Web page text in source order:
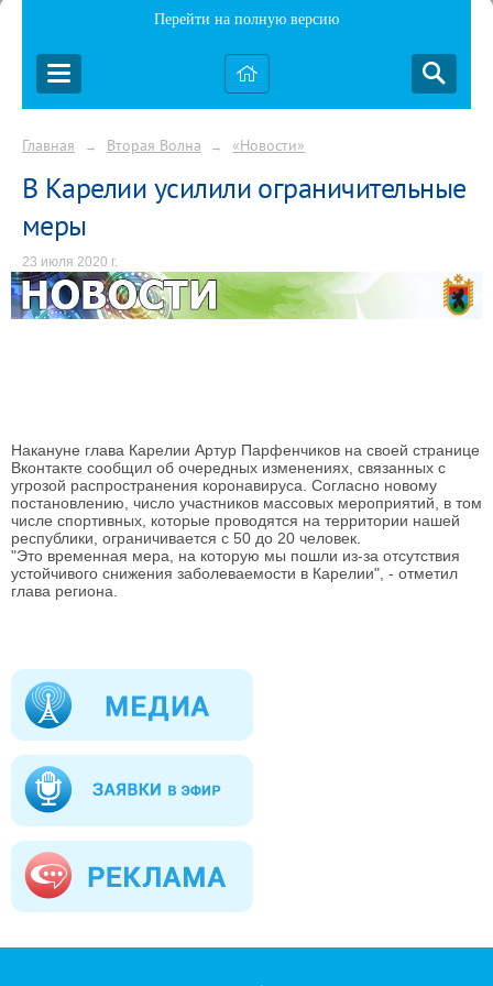
Перейти на полную версию
Главная → Вторая Волна → «Новости»
В Карелии усилили ограничительные
меры
23 июля 2020 г.
Накануне глава Карелии Артур Парфенчиков на своей странице
Вконтакте сообщил об очередных изменениях, связанных с
угрозой распространения коронавируса. Согласно новому
постановлению, число участников массовых мероприятий, в том
числе спортивных, которые проводятся на территории нашей
республики, ограничивается с 50 до 20 человек.
"Это временная мера, на которую мы пошли из-за отсутствия
устойчивого снижения заболеваемости в Карелии", - отметил
глава региона.